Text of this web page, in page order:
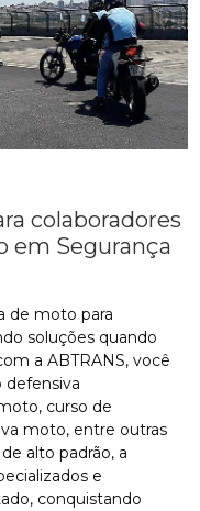
colaboradores
em Segurança
de moto para
soluções quando
a ABTRANS, você
defensiva
curso de
moto, entre outras
alto padrão, a
e
conquistando